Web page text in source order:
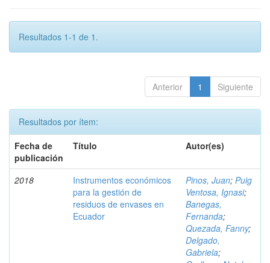
Resultados 1-1 de 1.
Anterior 1 Siguiente
Resultados por ítem:
Fecha de
publicación
Título Autor(es)
2018
Instrumentos económicos
para la gestión de
residuos de envases en
Ecuador
Pinos, Juan; Puig
Ventosa, Ignasi;
Banegas,
Fernanda;
Quezada, Fanny;
Delgado,
Gabriela;